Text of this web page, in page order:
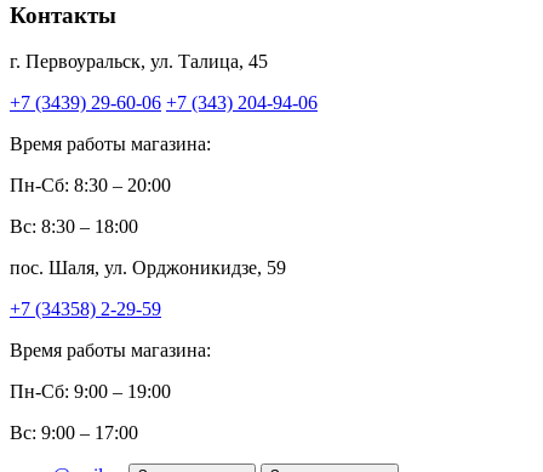
Контакты
г. Первоуральск, ул. Талица, 45
+7 (3439) 29-60-06 +7 (343) 204-94-06
Время работы магазина:
Пн-Сб: 8:30 – 20:00
Вс: 8:30 – 18:00
пос. Шаля, ул. Орджоникидзе, 59
+7 (34358) 2-29-59
Время работы магазина:
Пн-Сб: 9:00 – 19:00
Вс: 9:00 – 17:00